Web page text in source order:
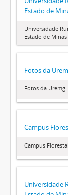
Estado de
Universidade
Estado de Minas
Fotos da
Fotos da Uremg
Campus
Campus Florestal
Universidade